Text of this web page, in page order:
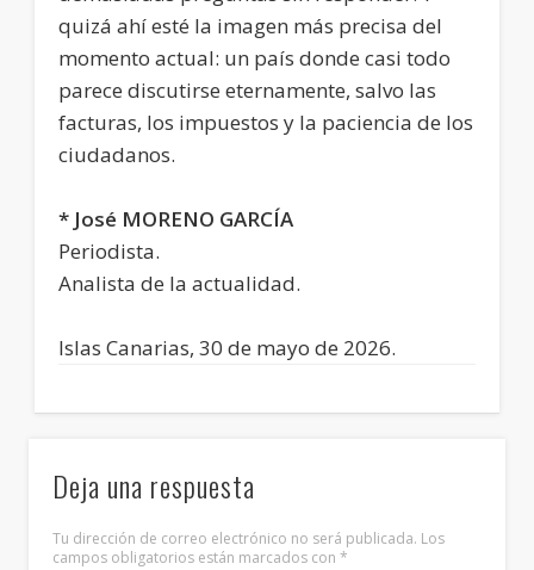
quizá ahí esté la imagen más precisa del
momento actual: un país donde casi todo
parece discutirse eternamente, salvo las
facturas, los impuestos y la paciencia de los
ciudadanos.
* José MORENO GARCÍA
Periodista.
Analista de la actualidad.
Islas Canarias, 30 de mayo de 2026.
Deja una respuesta
Tu dirección de correo electrónico no será publicada. Los
campos obligatorios están marcados con*